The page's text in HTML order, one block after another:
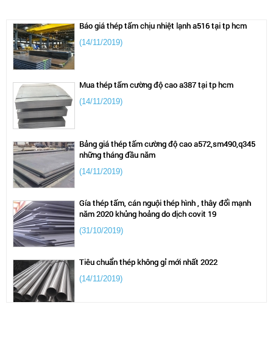
Báo giá thép tấm chịu nhiệt lạnh a516 tại tp hcm
(14/11/2019)
Mua thép tấm cường độ cao a387 tại tp hcm
(14/11/2019)
Bảng giá thép tấm cường độ cao a572,sm490,q345
những tháng đầu năm
(14/11/2019)
Gía thép tấm, cán nguội thép hình , thây đổi mạnh
năm 2020 khủng hoảng do dịch covit 19
(31/10/2019)
Tiêu chuẩn thép không gỉ mới nhất 2022
(14/11/2019)